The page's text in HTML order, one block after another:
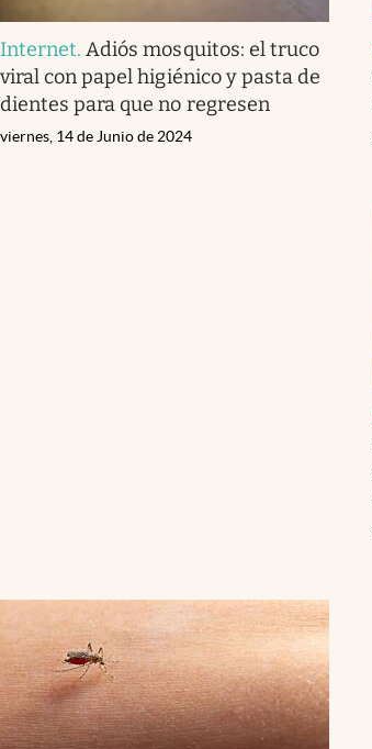
Internet.Adiós mosquitos: el truco
viral con papel higiénico y pasta de
dientes para que no regresen
viernes, 14 de Junio de 2024